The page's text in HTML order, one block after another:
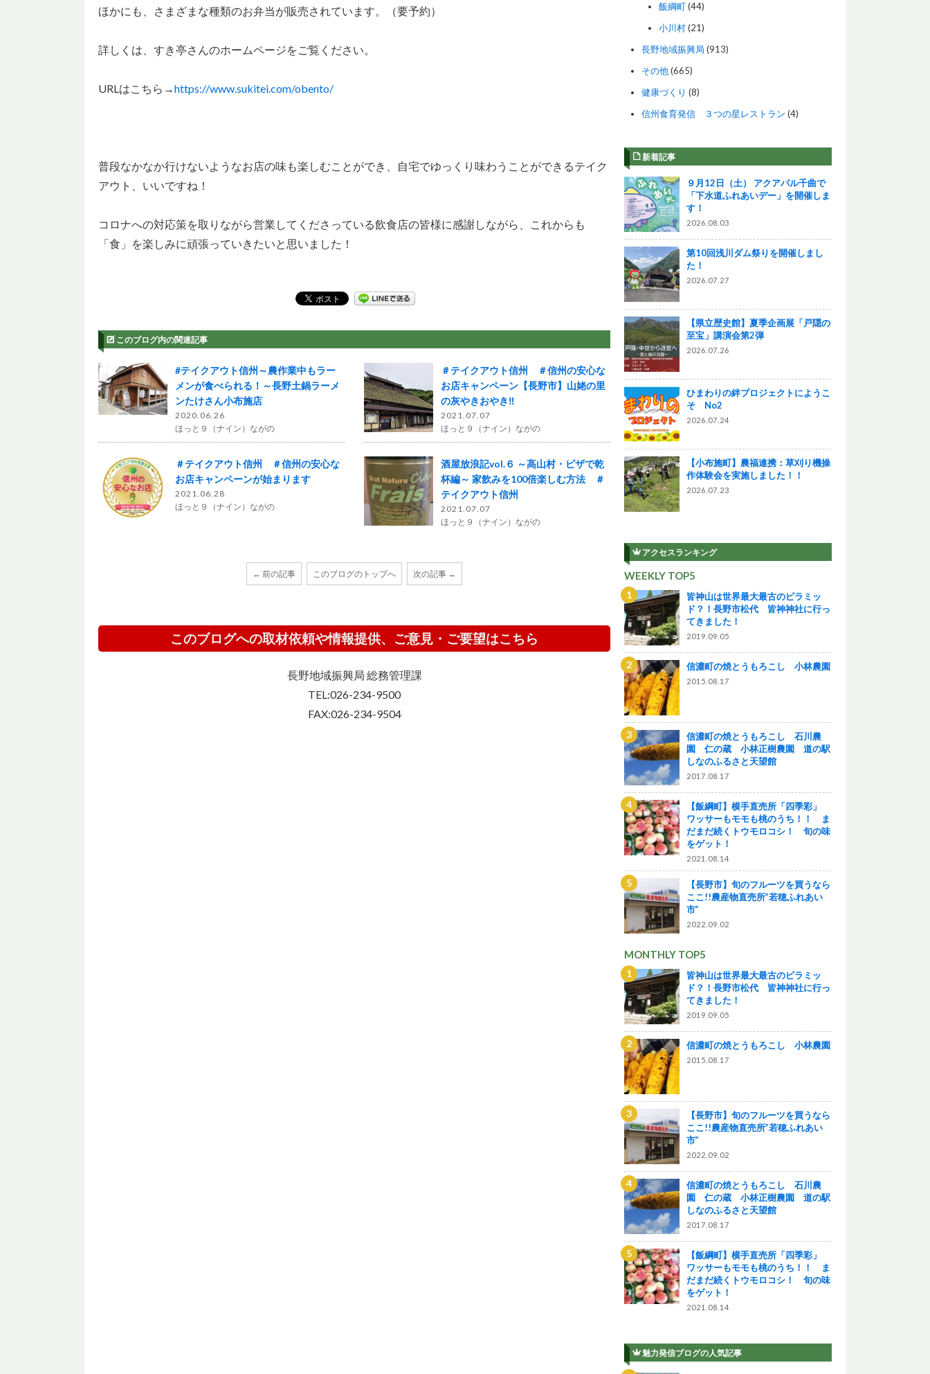
ほかにも、さまざまな種類のお弁当が販売されています。（要予約）
詳しくは、すき亭さんのホームページをご覧ください。
URLはこちら→https://www.sukitei.com/obento/
普段なかなか行けないようなお店の味も楽しむことができ、自宅でゆっくり味わうことができるテイク
アウト、いいですね！
コロナへの対応策を取りながら営業してくださっている飲食店の皆様に感謝しながら、これからも
「食」を楽しみに頑張っていきたいと思いました！
このブログ内の関連記事
#テイクアウト信州～農作業中もラー
メンが食べられる！～長野土鍋ラーメ
ンたけさん小布施店
2020.06.26
ほっと９（ナイン）ながの
＃テイクアウト信州 ＃信州の安心な
お店キャンペーン【長野市】山姥の里
の灰やきおやき‼
2021.07.07
ほっと９（ナイン）ながの
＃テイクアウト信州 ＃信州の安心な
お店キャンペーンが始まります
2021.06.28
ほっと９（ナイン）ながの
酒屋放浪記vol.６ ～高山村・ピザで乾
杯編～ 家飲みを100倍楽しむ方法 ＃
テイクアウト信州
2021.07.07
ほっと９（ナイン）ながの
← 前の記事 このブログのトップへ 次の記事 →
このブログへの取材依頼や情報提供、ご意見・ご要望はこちら
長野地域振興局 総務管理課
TEL:026-234-9500
FAX:026-234-9504
飯綱町(44)
小川村(21)
長野地域振興局 (913)
その他(665)
健康づくり (8)
信州食育発信 ３つの星レストラン (4)
新着記事
９月12日（土） アクアパル千曲で
「下水道ふれあいデー」を開催しま
す！
2026.08.03
第10回浅川ダム祭りを開催しまし
た！
2026.07.27
【県立歴史館】夏季企画展「戸隠の
至宝」講演会第2弾
2026.07.26
ひまわりの絆プロジェクトにようこ
そ No2
2026.07.24
【小布施町】農福連携：草刈り機操
作体験会を実施しました！！
2026.07.23
アクセスランキング
WEEKLY TOP5
皆神山は世界最大最古のピラミッ
ド？！長野市松代 皆神神社に行っ
てきました！
2019.09.05
信濃町の焼とうもろこし 小林農園
2015.08.17
信濃町の焼とうもろこし 石川農
園 仁の蔵 小林正樹農園 道の駅
しなのふるさと天望館
2017.08.17
【飯綱町】横手直売所「四季彩」
ワッサーもモモも桃のうち！！ ま
だまだ続くトウモロコシ！ 旬の味
をゲット！
2021.08.14
【長野市】旬のフルーツを買うなら
ここ!!農産物直売所”若穂ふれあい
市”
2022.09.02
MONTHLY TOP5
皆神山は世界最大最古のピラミッ
ド？！長野市松代 皆神神社に行っ
てきました！
2019.09.05
信濃町の焼とうもろこし 小林農園
2015.08.17
【長野市】旬のフルーツを買うなら
ここ!!農産物直売所”若穂ふれあい
市”
2022.09.02
信濃町の焼とうもろこし 石川農
園 仁の蔵 小林正樹農園 道の駅
しなのふるさと天望館
2017.08.17
【飯綱町】横手直売所「四季彩」
ワッサーもモモも桃のうち！！ ま
だまだ続くトウモロコシ！ 旬の味
をゲット！
2021.08.14
魅力発信ブログの人気記事